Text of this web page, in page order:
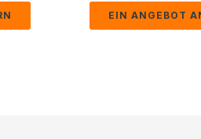
EIN ANGEBOT